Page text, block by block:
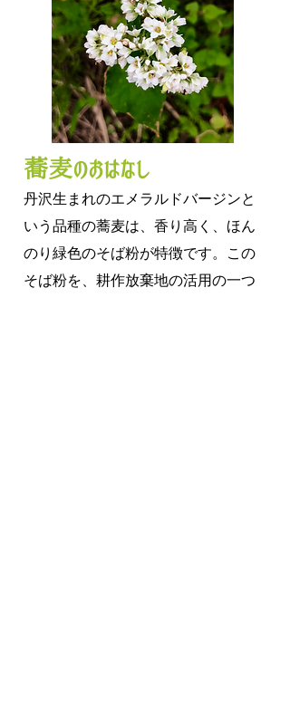
蕎麦のおはなし
丹沢生まれのエメラルドバージンと
いう品種の蕎麦は、 香り高く、ほん
のり緑色のそば粉が特徴です。この
そば粉を、耕作放棄地の活用の一つ